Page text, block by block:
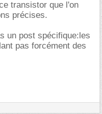
transistor que l'on
précises.
un post spécifique:les
pas forcément des